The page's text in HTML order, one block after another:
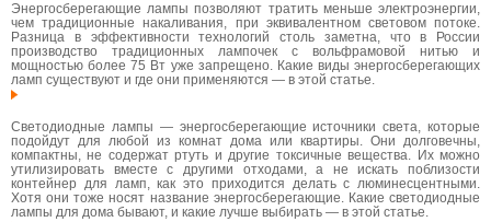
Энергосберегающие лампы позволяют тратить меньше электроэнергии,
чем традиционные накаливания, при эквивалентном световом потоке.
Разница в эффективности технологий столь заметна, что в России
производство традиционных лампочек с вольфрамовой нитью и
мощностью более 75 Вт уже запрещено. Какие виды энергосберегающих
ламп существуют и где они применяются — в этой статье.
Светодиодные лампы — энергосберегающие источники света, которые
подойдут для любой из комнат дома или квартиры. Они долговечны,
компактны, не содержат ртуть и другие токсичные вещества. Их можно
утилизировать вместе с другими отходами, а не искать поблизости
контейнер для ламп, как это приходится делать с люминесцентными.
Хотя они тоже носят название энергосберегающие. Какие светодиодные
лампы для дома бывают, и какие лучше выбирать — в этой статье.